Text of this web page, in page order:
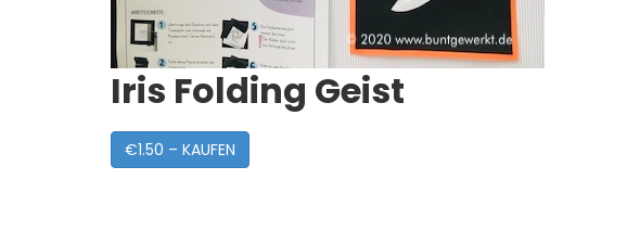
Iris Folding Geist
€1.50 – KAUFEN